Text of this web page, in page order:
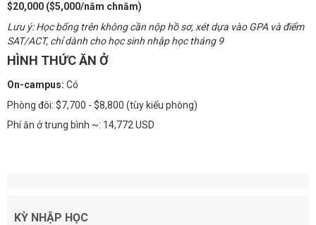
$20,000 ($5,000/năm chnăm)
Lưu ý: Học bổng trên không cần nộp hồ sơ, xét dựa vào GPA và điểm
SAT/ACT, chỉ dành cho học sinh nhập học tháng 9
HÌNH THỨC ĂN Ở
On-campus: Có
Phòng đôi: $7,700 - $8,800 (tùy kiểu phòng)
Phí ăn ở trung bình ~: 14,772 USD
KỲ NHẬP HỌC